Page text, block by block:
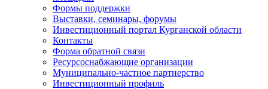
Формы поддержки
Выставки, семинары, форумы
Инвестиционный портал Курганской области
Контакты
Форма обратной связи
Ресурсоснабжающие организации
Муниципально-частное партнерство
Инвестиционный профиль